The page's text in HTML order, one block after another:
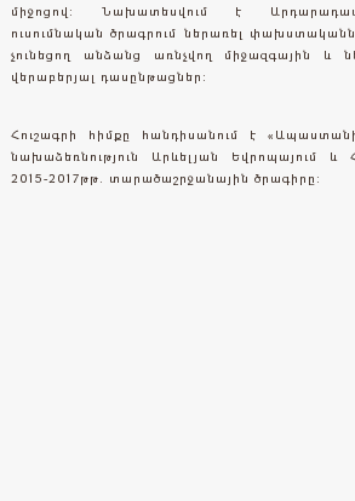
միջոցով: Նախատեսվում է
ուսումնական ծրագրում ներառել
չունեցող անձանց առնչվող միջազգային և
վերաբերյալ դասընթացներ:
Հուշագրի հիմքը հանդիսանում է
նախաձեռնություն Արևելյան Եվրոպայում և
2015-2017թթ. տարածաշրջանային ծրագիրը: